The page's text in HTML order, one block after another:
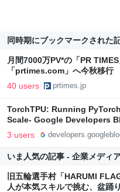
同時期にブックマークされた
月間7000万PV*の「PR
「prtimes.com」へ今秋移行
40 users prtimes.jp
TorchTPU: Running
Scale- Google Developers
3 users
いま人気の記事 - 企業メディ
旧五輪選手村「HARUMI
人が本気スキルで挑む、盆踊